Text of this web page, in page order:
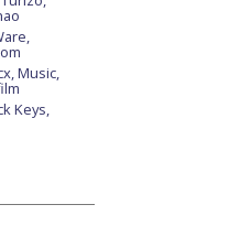
Music,
Keys,